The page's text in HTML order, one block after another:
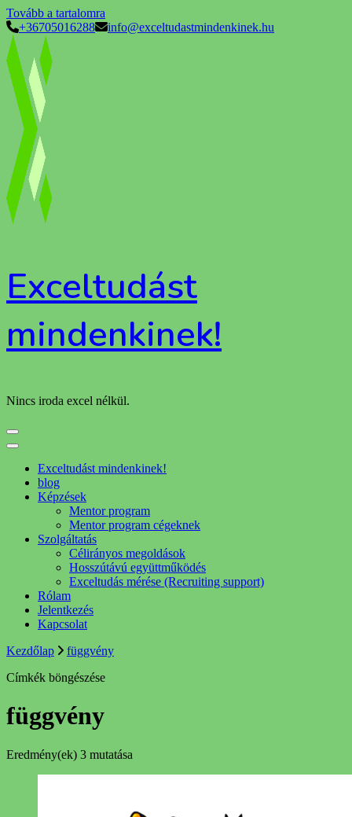
Tovább a tartalomra
+36705016288
info@exceltudastmindenkinek.hu
Exceltudást
mindenkinek!
Nincs iroda excel nélkül.
Exceltudást mindenkinek!
blog
Képzések
Mentor program
Mentor program cégeknek
Szolgáltatás
Célirányos megoldások
Hosszútávú együttműködés
Exceltudás mérése (Recruiting support)
Rólam
Jelentkezés
Kapcsolat
Kezdőlap
függvény
Címkék böngészése
függvény
Eredmény(ek) 3 mutatása